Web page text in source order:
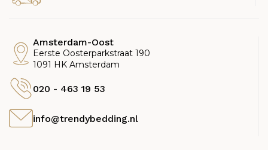
Amsterdam-Oost
Eerste Oosterparkstraat 190
1091 HK Amsterdam
020 - 463 19 53
info@trendybedding.nl